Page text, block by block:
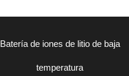
Batería de iones de litio de baja
temperatura